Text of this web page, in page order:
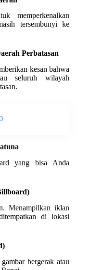
memperkenalkan
tersembunyi ke
Perbatasan
kesan bahwa
seluruh wilayah
yang bisa Anda
Menampilkan iklan
di lokasi
bergerak atau